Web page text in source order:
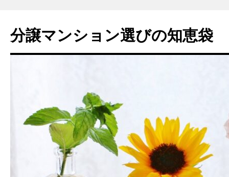
テ
ン
分譲マンション選びの知恵袋